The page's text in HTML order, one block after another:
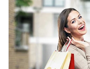
а торцы
гарантирует
конструкции.
80,4х41х94 см, что
необходимые вещи.